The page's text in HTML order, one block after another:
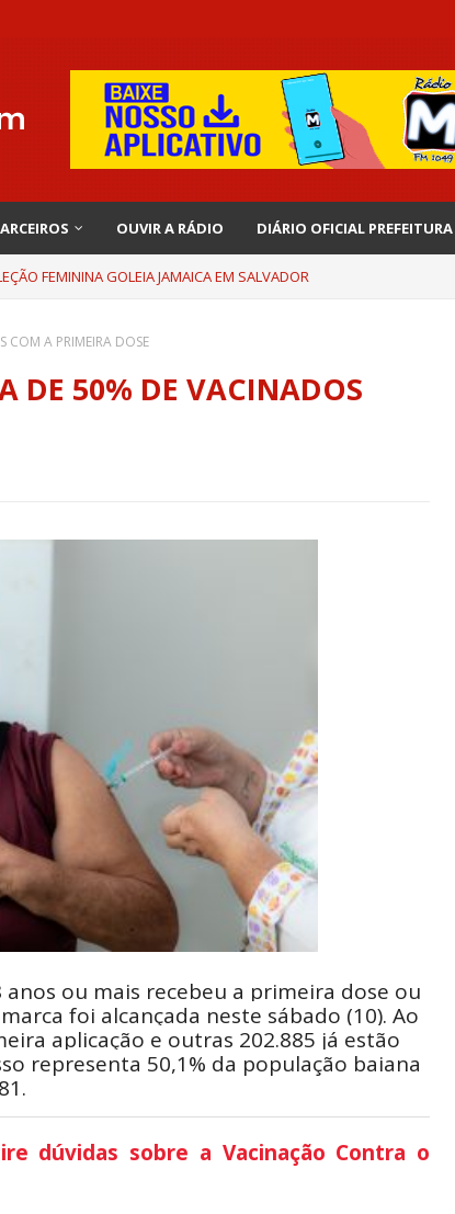
OUVIR A RÁDIO DIÁRIO OFICIAL PREFEITURA
FEMININA GOLEIA JAMAICA EM SALVADOR
COM A PRIMEIRA DOSE
DE 50% DE VACINADOS
ou mais recebeu a primeira dose ou
foi alcançada neste sábado (10). Ao
aplicação e outras 202.885 já estão
representa 50,1% da população baiana
dúvidas sobre a Vacinação Contra o